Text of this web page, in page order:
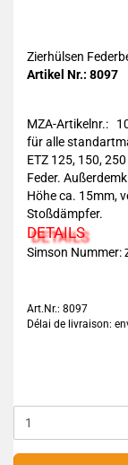
Zierhülsen
Artikel Nr.: 8097
MZA-Artikelnr.:
für alle
ETZ 125, 150,
Feder.
Höhe ca. 15mm,
Stoßdämpfer.
DETAILS
Simson Nummer:
Art.Nr.: 8097
Délai de livraison: